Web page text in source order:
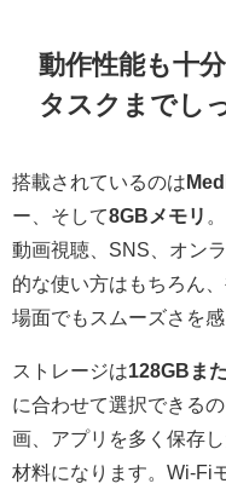
動作性能も十
タスクまでし
搭載されているのは
ー、そして8GBメモリ
動画視聴、SNS、オン
的な使い方はもちろん
場面でもスムーズさを
ストレージは128GBま
に合わせて選択できる
画、アプリを多く保存
材料になります。Wi-Fi